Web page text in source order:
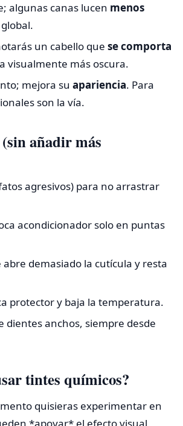
algunas canas lucen menos
un cabello que se comporta
visualmente más oscura.
mejora su apariencia. Para
son la vía.
añadir más
agresivos) para no arrastrar
acondicionador solo en puntas
demasiado la cutícula y resta
protector y baja la temperatura.
dientes anchos, siempre desde
tintes químicos?
quisieras experimentar en